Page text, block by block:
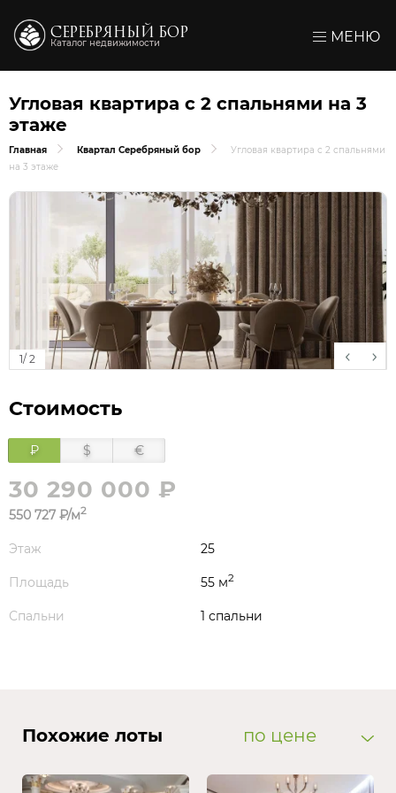
СЕРЕБРЯНЫЙ БОР
Каталог недвижимости МЕНЮ
Угловая квартира с 2 спальнями на 3
этаже
Главная Квартал Серебряный бор
Угловая квартира с 2 спальнями
на 3 этаже
1/ 2
Стоимость
₽ $ €
30 290 000 ₽
550 727 ₽/м2
Этаж 25
Площадь 55 м2
Спальни 1 спальни
Похожие лоты